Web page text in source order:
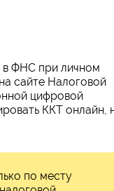
в ФНС при личном
сайте Налоговой
цифровой
ККТ онлайн,
по месту